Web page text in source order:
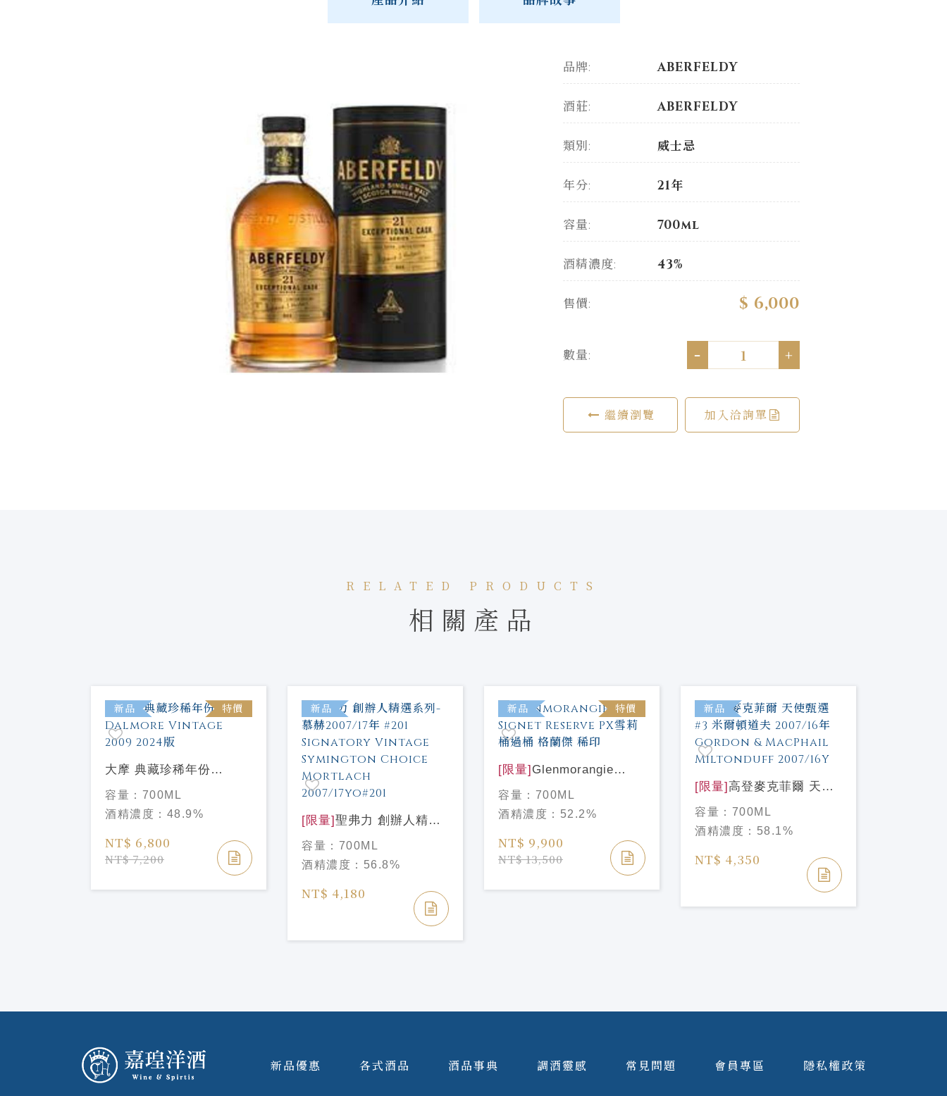
品牌: ABERFELDY
酒莊: ABERFELDY
類別: 威士忌
年分: 21年
容量: 700ml
酒精濃度: 43%
售價: $ 6,000
數量: - +
繼續瀏覽 加入洽詢單
RELATED PRODUCTS
相關產品
新品 特價
大摩 典藏珍稀年份
Dalmore Vintage 2009
2024版
容量： 700ML
酒精濃度： 48.9%
NT$ 6,800
NT$ 7,200
新品
[限量] 聖弗力 創辦人精選
系列-慕赫2007/17年 #201
Signatory Vintage
Symington Choice
Mortlach 2007/17yo#201
容量： 700ML
酒精濃度： 56.8%
NT$ 4,180
新品 特價
[限量] Glenmorangie
Signet Reserve PX雪莉
桶過桶 格蘭傑 稀印
容量： 700ML
酒精濃度： 52.2%
NT$ 9,900
NT$ 13,500
新品
[限量] 高登麥克菲爾 天使
甄選#3 米爾頓道夫
2007/16年 Gordon &
MacPhail Miltonduff
2007/16Y
容量： 700ML
酒精濃度： 58.1%
NT$ 4,350
新品優惠 各式酒品 酒品事典 調酒靈感 常見問題 會員專區 隱私權政策